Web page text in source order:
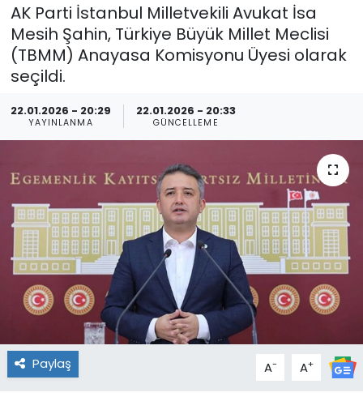
AK Parti İstanbul Milletvekili Avukat İsa
Mesih Şahin, Türkiye Büyük Millet Meclisi
(TBMM) Anayasa Komisyonu Üyesi olarak
seçildi.
22.01.2026 - 20:29
YAYINLANMA
22.01.2026 - 20:33
GÜNCELLEME
Paylaş A- A+
Haber Arşivi